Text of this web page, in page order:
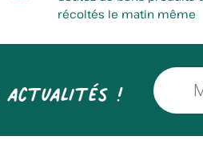
récoltés le matin même
actualités !